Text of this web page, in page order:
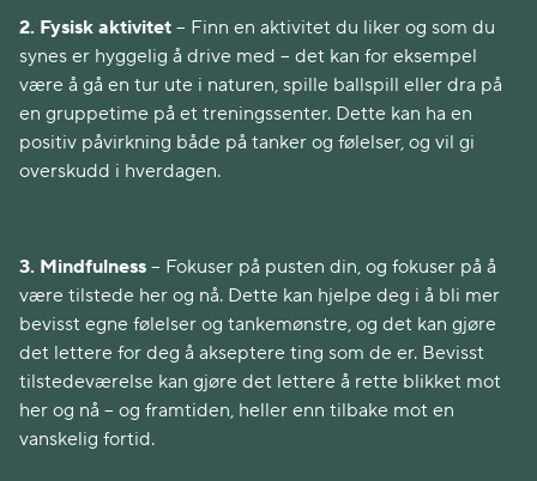
2. Fysisk aktivitet – Finn en aktivitet du liker og som du
synes er hyggelig å drive med – det kan for eksempel
være å gå en tur ute i naturen, spille ballspill eller dra på
en gruppetime på et treningssenter. Dette kan ha en
positiv påvirkning både på tanker og følelser, og vil gi
overskudd i hverdagen.
3. Mindfulness – Fokuser på pusten din, og fokuser på å
være tilstede her og nå. Dette kan hjelpe deg i å bli mer
bevisst egne følelser og tankemønstre, og det kan gjøre
det lettere for deg å akseptere ting som de er. Bevisst
tilstedeværelse kan gjøre det lettere å rette blikket mot
her og nå – og framtiden, heller enn tilbake mot en
vanskelig fortid.